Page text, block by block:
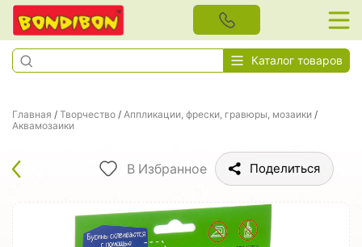
Каталог товаров
Главная / Творчество / Аппликации, фрески, гравюры, мозаики /
Аквамозаики
В Избранное Поделиться